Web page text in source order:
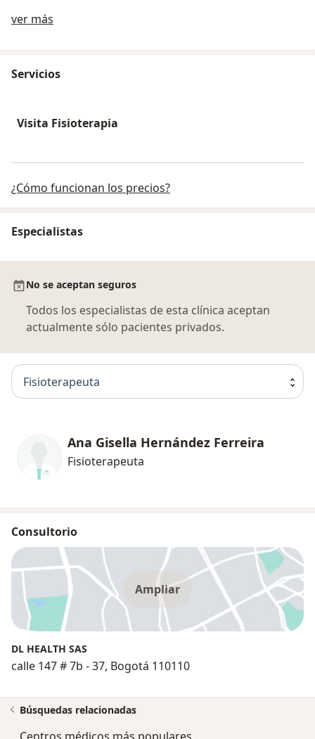
Escríbenos para agendar tu cita
whatsapp 301 2001211
Correo: dlhealthsas@gmail.com
ver más
Servicios
Visita Fisioterapia
¿Cómo funcionan los precios?
Especialistas
No se aceptan seguros
Todos los especialistas de esta clínica aceptan
actualmente sólo pacientes privados.
Fisioterapeuta
Ana Gisella Hernández Ferreira
Fisioterapeuta
Consultorio
Ampliar
DL HEALTH SAS
calle 147 # 7b - 37, Bogotá 110110
Búsquedas relacionadas